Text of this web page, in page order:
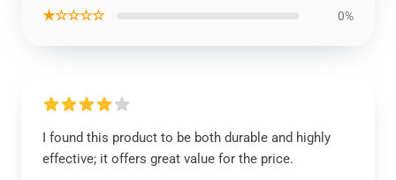
★☆☆☆☆ 0%
I found this product to be both durable and highly
effective; it offers great value for the price.